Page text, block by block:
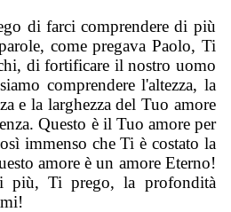
di farci comprendere di più
come pregava Paolo, Ti
di fortificare il nostro uomo
comprendere l'altezza, la
e la larghezza del Tuo amore
Questo è il Tuo amore per
immenso che Ti è costato la
amore è un amore Eterno!
più, Ti prego, la profondità